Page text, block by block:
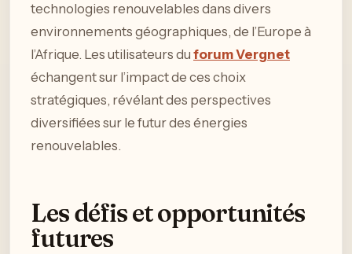
technologies renouvelables dans divers
environnements géographiques, de l’Europe à
l’Afrique. Les utilisateurs du forum Vergnet
échangent sur l’impact de ces choix
stratégiques, révélant des perspectives
diversifiées sur le futur des énergies
renouvelables.
Les défis et opportunités
futures